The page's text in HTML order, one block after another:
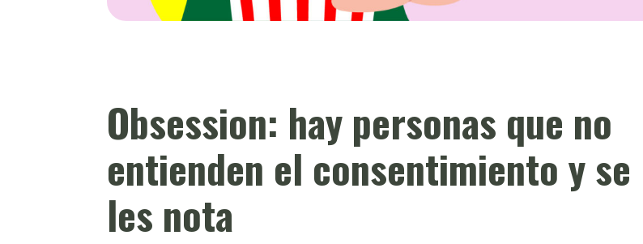
Obsession: hay personas que no
entienden el consentimiento y se
les nota